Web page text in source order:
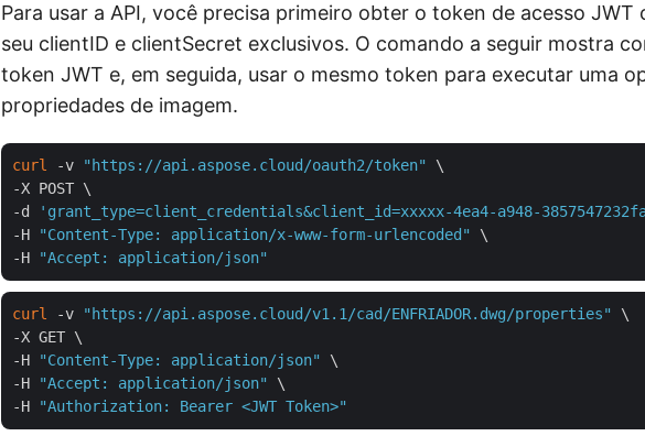
Para usar a API, você precisa primeiro obter o token de acesso JWT
seu clientID e clientSecret exclusivos. O comando a seguir mostra
token JWT e, em seguida, usar o mesmo token para executar uma
propriedades de imagem.
curl -v "https://api.aspose.cloud/oauth2/token"
\
-X POST \
-d
'grant_type=client_credentials&client_id=xxxxx-4ea4-a948-
-H
"Content-Type: application/x-www-form-urlencoded"
\
-H
"Accept: application/json"
curl -v "https://api.aspose.cloud/v1.1/cad/ENFRIADOR.dwg/properties"
\
-X GET \
-H
"Content-Type: application/json"
\
-H
"Accept: application/json"
\
-H
"Authorization: Bearer <JWT Token>"